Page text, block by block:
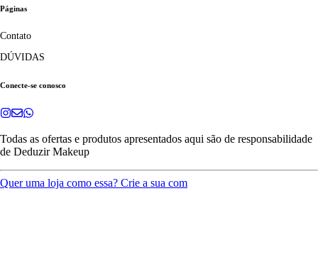
Páginas
Contato
DÚVIDAS
Conecte-se conosco
Todas as ofertas e produtos apresentados aqui são de responsabilidade
de Deduzir Makeup
Quer uma loja como essa? Crie a sua com